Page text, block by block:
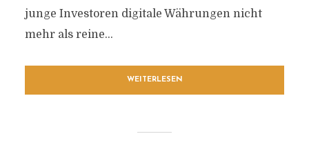
junge Investoren digitale Währungen nicht
mehr als reine...
WEITERLESEN